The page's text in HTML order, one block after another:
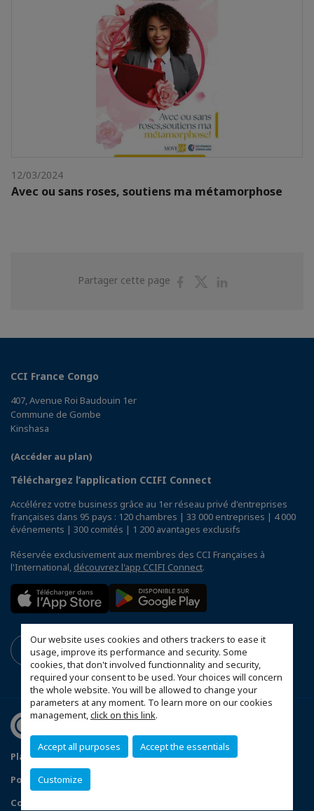
Our website uses cookies and others trackers to ease it
usage, improve its performance and security. Some
cookies, that don't involved functionnality and security,
required your consent to be used. Your choices will concern
the whole website. You will be allowed to change your
parameters at any moment. To learn more on our cookies
management,click on this link.
Accept all purposes Accept the essentials
Customize
12/03/2024
Avec ou sans roses, soutiens ma métamorphose
Partager cette page
PartagerPartager
CCI France Congo
407, Avenue Roi Baudouin 1er
Commune de Gombe
Kinshasa
(Accéder au plan)
Téléchargez l’application CCIFI Connect
Accélérez votre business grâce au 1er réseau privé d'entreprises
françaises dans 95 pays : 120 chambres | 33 000 entreprises | 4 000
événements | 300 comités | 1 200 avantages exclusifs
Réservée exclusivement aux membres des CCI Françaises à
l'International, découvrez l'app CCIFI Connect.
Plan du site
Mentions légales
Politique de confidentialité
Configurer vos préférences cookies